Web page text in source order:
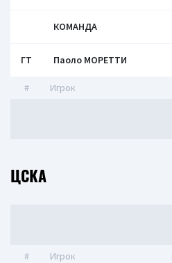
КОМАНДА
ГТ Паоло МОРЕТТИ
# Игрок
ЦСКА
# Игрок